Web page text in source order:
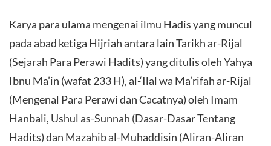
Karya para ulama mengenai ilmu Hadis yang muncul
pada abad ketiga Hijriah antara lain Tarikh ar-Rijal
(Sejarah Para Perawi Hadits) yang ditulis oleh Yahya
Ibnu Ma’in (wafat 233 H), al-‘Ilal wa Ma’rifah ar-Rijal
(Mengenal Para Perawi dan Cacatnya) oleh Imam
Hanbali, Ushul as-Sunnah (Dasar-Dasar Tentang
Hadits) dan Mazahib al-Muhaddisin (Aliran-Aliran